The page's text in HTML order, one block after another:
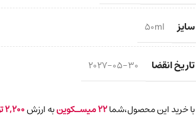
سایز 50ml
تاریخ انقضا 2027-05-30
با خرید این محصول،شما22میسـکوینبه ارزش2,200